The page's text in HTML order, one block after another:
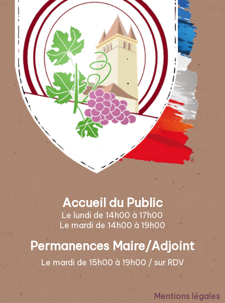
Accueil du Public
Le lundi de 14h00 à 17h00
Le mardi de 14h00 à 19h00
Permanences Maire/Adjoint
Le mardi de 15h00 à 19h00 / sur RDV
Mentions légales